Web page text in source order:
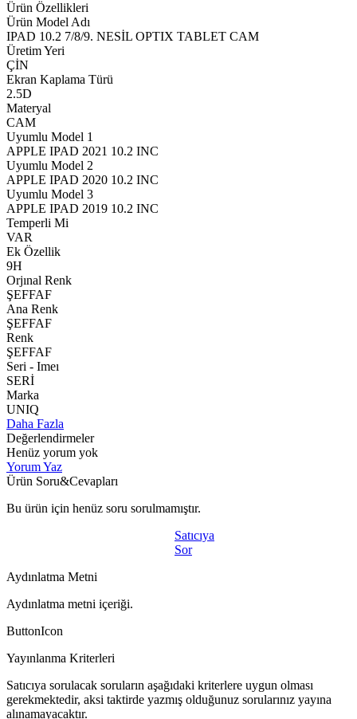
Ürün Özellikleri
Ürün Model Adı
IPAD 10.2 7/8/9. NESİL OPTIX TABLET CAM
Üretim Yeri
ÇİN
Ekran Kaplama Türü
2.5D
Materyal
CAM
Uyumlu Model 1
APPLE IPAD 2021 10.2 INC
Uyumlu Model 2
APPLE IPAD 2020 10.2 INC
Uyumlu Model 3
APPLE IPAD 2019 10.2 INC
Temperli Mi
VAR
Ek Özellik
9H
Orjınal Renk
ŞEFFAF
Ana Renk
ŞEFFAF
Renk
ŞEFFAF
Seri - Imeı
SERİ
Marka
UNIQ
Daha Fazla
Değerlendirmeler
Henüz yorum yok
Yorum Yaz
Ürün Soru&Cevapları
Bu ürün için henüz soru sorulmamıştır.
Satıcıya
Sor
Aydınlatma Metni
Aydınlatma metni içeriği.
ButtonIcon
Yayınlanma Kriterleri
Satıcıya sorulacak soruların aşağıdaki kriterlere uygun olması
gerekmektedir, aksi taktirde yazmış olduğunuz sorularınız yayına
alınamayacaktır.